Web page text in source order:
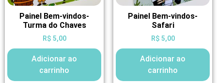
Painel Bem-vindos-
Turma do Chaves
R$ 5,00
Adicionar ao
carrinho
Painel Bem-vindos-
Safari
R$ 5,00
Adicionar ao
carrinho